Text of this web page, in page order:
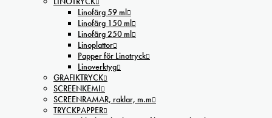
Linofärg 59 ml
Linofärg 150 ml
Linofärg 250 ml
Linoplattor
Papper för Linotryck
Linoverktyg
GRAFIKTRYCK
SCREENKEMI
SCREENRAMAR, raklar, m.m
TRYCKPAPPER